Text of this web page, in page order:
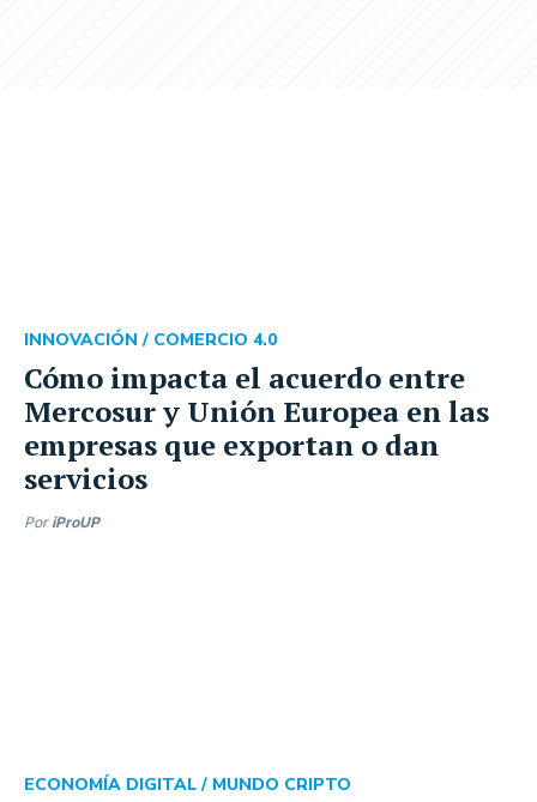
Cómo impacta el acuerdo entre
Mercosur y Unión Europea en las
empresas que exportan o dan
servicios
INNOVACIÓN / COMERCIO 4.0
Por iProUP
ECONOMÍA DIGITAL / MUNDO CRIPTO